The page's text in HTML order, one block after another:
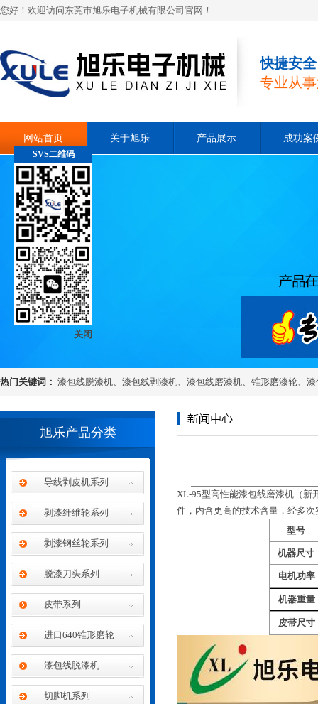
您好！欢迎访问东莞市旭乐电子机械有限公司官网！
快捷安
专业从
网站首页 关于旭乐 产品展示 成功案
热门关键词： 漆包线脱漆机、 漆包线剥漆机、 漆包线磨漆机、 锥形磨漆轮、 漆
旭乐产品分类
导线剥皮机系列
剥漆纤维轮系列
剥漆钢丝轮系列
脱漆刀头系列
皮带系列
进口640锥形磨轮
漆包线脱漆机
切脚机系列
​XL-95型高性能漆包线磨漆机（新
件，内含更高的技术含量，经多
型号
机器尺寸
电机功率
机器重量
皮带尺寸
SVS二维码
关闭